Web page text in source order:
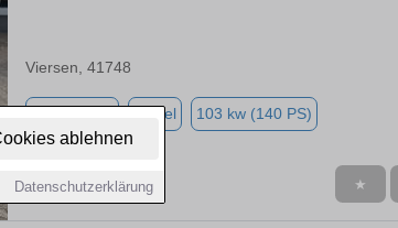
ablehnen
Datenschutzerklärung
Viersen, 41748
Diesel 103 kw (140 PS)
★